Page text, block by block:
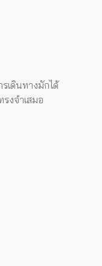
เดินทางมักได้
งจำเสมอ